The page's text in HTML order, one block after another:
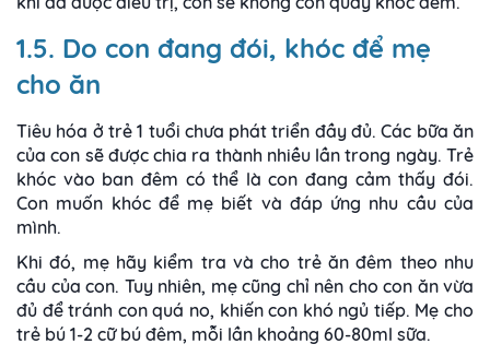
1.5. Do con đang đói, khóc để mẹ
cho ăn
Tiêu hóa ở trẻ 1 tuổi chưa phát triển đầy đủ. Các bữa ăn
của con sẽ được chia ra thành nhiều lần trong ngày. Trẻ
khóc vào ban đêm có thể là con đang cảm thấy đói.
Con muốn khóc để mẹ biết và đáp ứng nhu cầu của
mình.
Khi đó, mẹ hãy kiểm tra và cho trẻ ăn đêm theo nhu
cầu của con. Tuy nhiên, mẹ cũng chỉ nên cho con ăn vừa
đủ để tránh con quá no, khiến con khó ngủ tiếp. Mẹ cho
trẻ bú 1-2 cữ bú đêm, mỗi lần khoảng 60-80ml sữa.